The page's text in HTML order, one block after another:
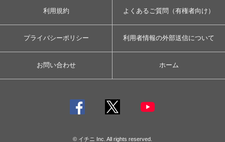
利用規約 よくあるご質問（有権者向け）
プライバシーポリシー 利用者情報の外部送信について
お問い合わせ ホーム
© イチニ Inc. All rights reserved.